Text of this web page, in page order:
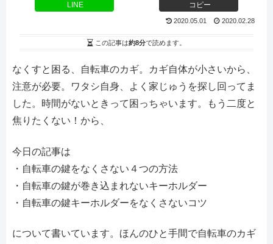
LINE コピー
2020.05.01 2020.02.28
この記事は約8分で読めます。
なくすと困る、自転車のカギ。カギ自体が小さいから、
注意が必要。ワタシ自身、よく家じゅうを探し回ってま
した。時間がないときって困っちゃいます。もう二度と
焦りたくない！から、
今日の記事は
・自転車の鍵をなくさない４つの方法
・自転車の鍵が巻き込まれないキーホルダー
・自転車の鍵キーホルダーをなくさないコツ
について書いています。ほんのひと手間で自転車のカギ